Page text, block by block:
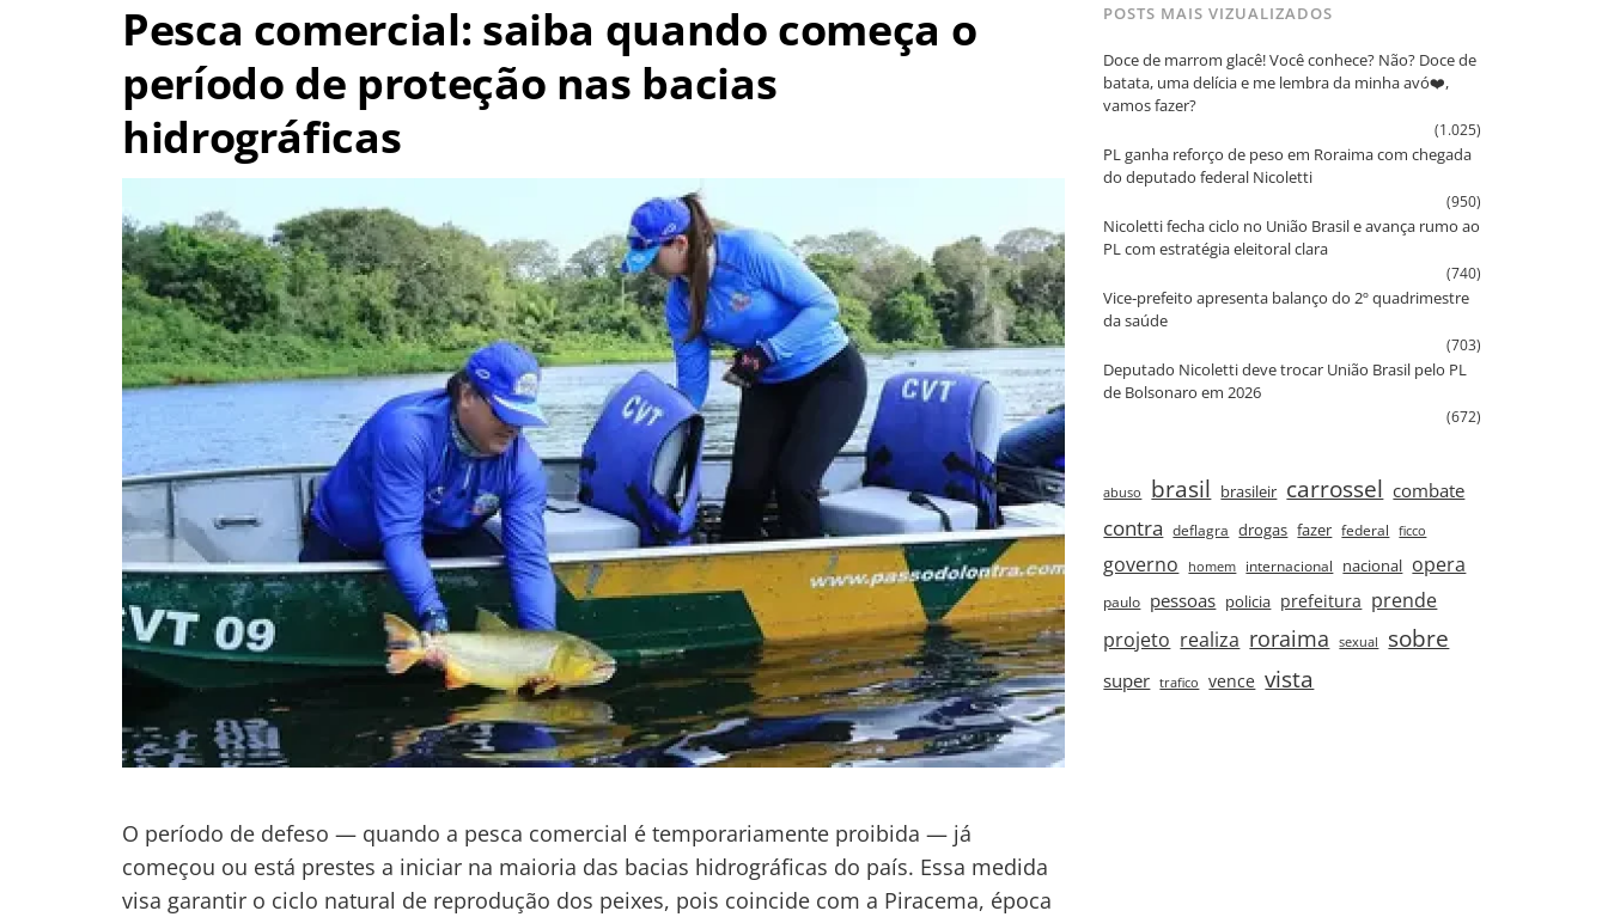
Pesca comercial: saiba quando começa o
período de proteção nas bacias
hidrográficas
O período de defeso — quando a pesca comercial é temporariamente proibida — já
começou ou está prestes a iniciar na maioria das bacias hidrográficas do país. Essa medida
visa garantir o ciclo natural de reprodução dos peixes, pois coincide com a Piracema, época
POSTS MAIS VIZUALIZADOS
Doce de marrom glacê! Você conhece? Não? Doce de
batata, uma delícia e me lembra da minha avó❤️,
vamos fazer?
(1.025)
PL ganha reforço de peso em Roraima com chegada
do deputado federal Nicoletti
(950)
Nicoletti fecha ciclo no União Brasil e avança rumo ao
PL com estratégia eleitoral clara
(740)
Vice‑prefeito apresenta balanço do 2º quadrimestre
da saúde
(703)
Deputado Nicoletti deve trocar União Brasil pelo PL
de Bolsonaro em 2026
(672)
abuso brasil brasileir carrossel combate
contra deflagra drogas fazer federal ficco
governo homem internacional nacional opera
paulo pessoas policia prefeitura prende
projeto realiza roraima sexual sobre
super trafico vence vista